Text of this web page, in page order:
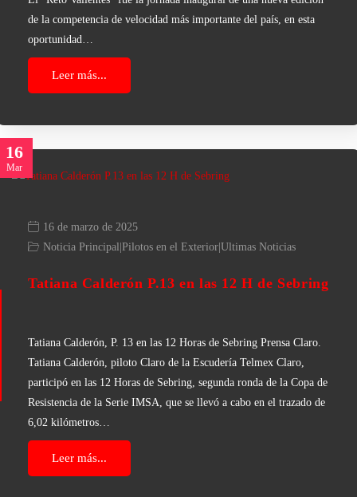
de la competencia de velocidad más importante del país, en esta
oportunidad…
Leer más...
16
Mar
16 de marzo de 2025
Noticia Principal Pilotos en el Exterior Ultimas Noticias
Tatiana Calderón P.13 en las 12 H de Sebring
Tatiana Calderón, P. 13 en las 12 Horas de Sebring Prensa Claro.
Tatiana Calderón, piloto Claro de la Escudería Telmex Claro,
participó en las 12 Horas de Sebring, segunda ronda de la Copa de
Resistencia de la Serie IMSA, que se llevó a cabo en el trazado de
6,02 kilómetros…
Leer más...